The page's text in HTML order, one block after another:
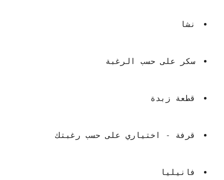
نشا
سكر على حسب الرغبة
قطعة زبدة
قرفة - اختياري على حسب رغبتك
فانيليا